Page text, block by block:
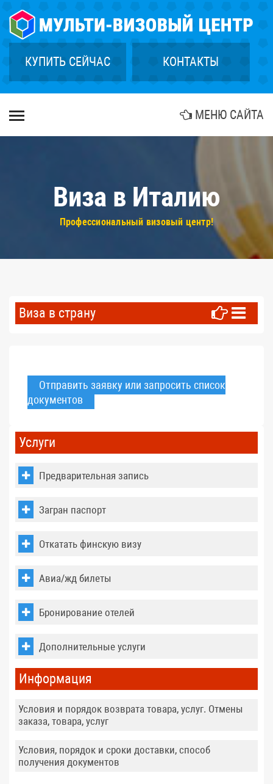
КУПИТЬ СЕЙЧАС КОНТАКТЫ
ГЛАВНАЯ
СТРАХОВАНИЕ
ГРИН КАРТА
КУПИТЬ ТУР
БИОМЕТРИЯ МЕНЮ САЙТА
×
Виза в Италию
Профессиональный визовый центр!
Виза в страну
Отправить заявку или запросить список
документов
Услуги
Предварительная запись
Загран паспорт
Откатать финскую визу
Авиа/жд билеты
Бронирование отелей
Дополнительные услуги
Информация
Условия и порядок возврата товара, услуг. Отмены
заказа, товара, услуг
Условия, порядок и сроки доставки, способ
получения документов